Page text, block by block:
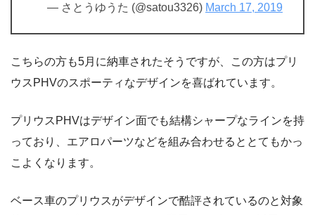
— さとうゆうた (@satou3326) March 17, 2019
こちらの方も5月に納車されたそうですが、この方はプリ
ウスPHVのスポーティなデザインを喜ばれています。
プリウスPHVはデザイン面でも結構シャープなラインを持
っており、エアロパーツなどを組み合わせるととてもかっ
こよくなります。
ベース車のプリウスがデザインで酷評されているのと対象